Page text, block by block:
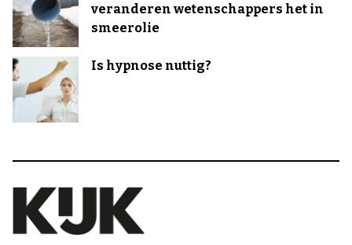
veranderen wetenschappers het in
smeerolie
Is hypnose nuttig?